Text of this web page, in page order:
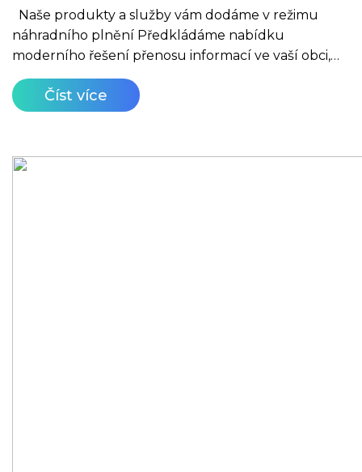
Naše produkty a služby vám dodáme v režimu
náhradního plnění Předkládáme nabídku
moderního řešení přenosu informací ve vaší obci,…
Číst více